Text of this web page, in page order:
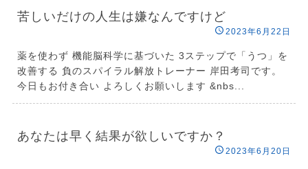
苦しいだけの人生は嫌なんですけど
2023年6月22日
薬を使わず 機能脳科学に基づいた 3ステップで「うつ」を
改善する 負のスパイラル解放トレーナー 岸田考司です。
今日もお付き合い よろしくお願いします &nbs...
あなたは早く結果が欲しいですか？
2023年6月20日